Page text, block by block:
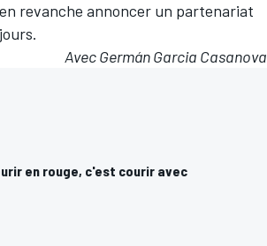
revanche annoncer un partenariat
Avec Germán Garcia Casanova
en rouge, c'est courir avec